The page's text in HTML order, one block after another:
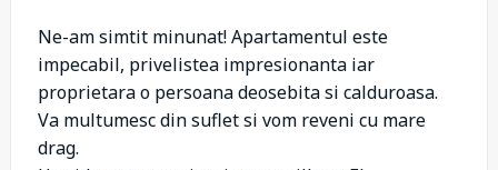
Ne-am simtit minunat! Apartamentul este
impecabil, privelistea impresionanta iar
proprietara o persoana deosebita si calduroasa.
Va multumesc din suflet si vom reveni cu mare
drag.